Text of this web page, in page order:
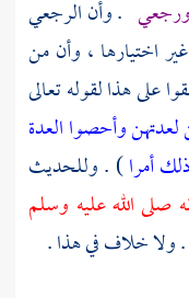
. وأن الرجعي
اختيارها ، وأن من
على هذا لقوله تعالى
لعدتهن وأحصوا العدة
أمرا) . وللحديث
صلى الله عليه وسلم
ولا خلاف في هذا .